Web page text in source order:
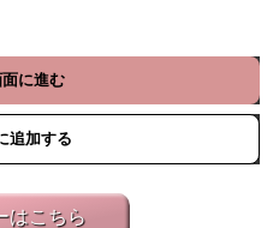
に進む
追加する
はこちら